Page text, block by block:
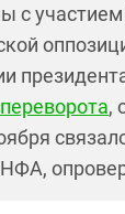
с
,